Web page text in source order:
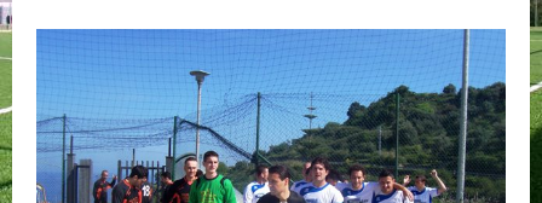
Terme
vince
5-
1
a
Motta:
ad
un
punto
dalla